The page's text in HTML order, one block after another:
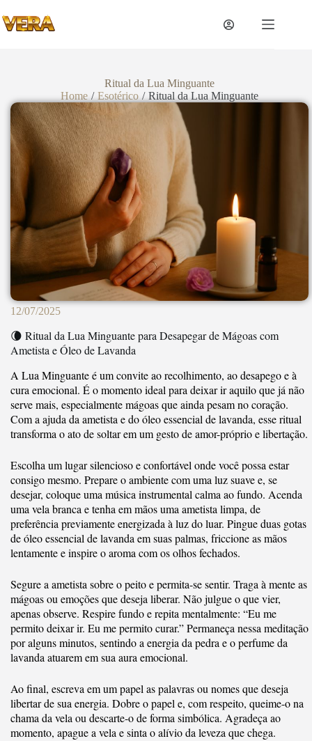
Ritual da Lua Minguante
Home / Esotérico / Ritual da Lua Minguante
12/07/2025
🌘 Ritual da Lua Minguante para Desapegar de Mágoas com
Ametista e Óleo de Lavanda
A Lua Minguante é um convite ao recolhimento, ao desapego e à
cura emocional. É o momento ideal para deixar ir aquilo que já não
serve mais, especialmente mágoas que ainda pesam no coração.
Com a ajuda da ametista e do óleo essencial de lavanda, esse ritual
transforma o ato de soltar em um gesto de amor-próprio e libertação.
Escolha um lugar silencioso e confortável onde você possa estar
consigo mesmo. Prepare o ambiente com uma luz suave e, se
desejar, coloque uma música instrumental calma ao fundo. Acenda
uma vela branca e tenha em mãos uma ametista limpa, de
preferência previamente energizada à luz do luar. Pingue duas gotas
de óleo essencial de lavanda em suas palmas, friccione as mãos
lentamente e inspire o aroma com os olhos fechados.
Segure a ametista sobre o peito e permita-se sentir. Traga à mente as
mágoas ou emoções que deseja liberar. Não julgue o que vier,
apenas observe. Respire fundo e repita mentalmente: “Eu me
permito deixar ir. Eu me permito curar.” Permaneça nessa meditação
por alguns minutos, sentindo a energia da pedra e o perfume da
lavanda atuarem em sua aura emocional.
Ao final, escreva em um papel as palavras ou nomes que deseja
libertar de sua energia. Dobre o papel e, com respeito, queime-o na
chama da vela ou descarte-o de forma simbólica. Agradeça ao
momento, apague a vela e sinta o alívio da leveza que chega.